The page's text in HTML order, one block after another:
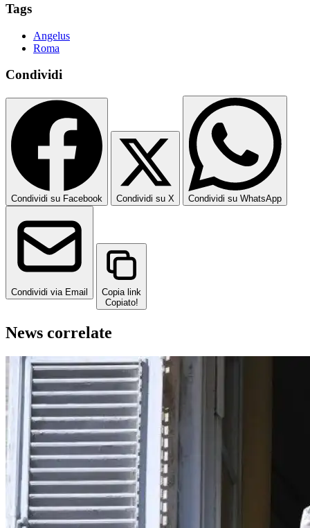
Tags
Angelus
Roma
Condividi
Condividi su Facebook Condividi su X Condividi su WhatsApp
Condividi via Email
Copia link
Copiato!
News correlate